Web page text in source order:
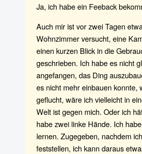
Ja, ich habe ein Feeback
Auch mir ist vor zwei Tagen
Wohnzimmer versucht, eine
einen kurzen Blick in die
geschrieben. Ich habe es nicht
angefangen, das Ding
es nicht mehr einbauen konnte,
geflucht, wäre ich vielleicht in
Welt ist gegen mich. Oder ich
habe zwei linke Hände. Ich
lernen. Zugegeben, nachdem
feststellen, ich kann daraus